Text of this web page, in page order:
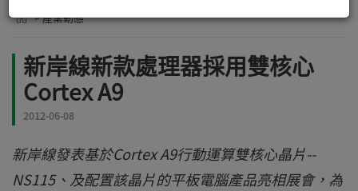
> 產業動態
新岸線新款處理器採用雙核心
Cortex A9
2012-06-08
新岸線發表基於Cortex A9行動運算雙核心晶片--
NS115、及配置該晶片的平板電腦產品亮相展會，為
您
E-
mail